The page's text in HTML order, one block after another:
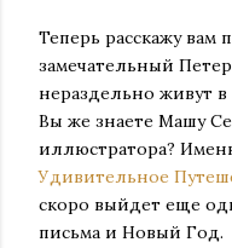
Теперь расскажу
замечательный
нераздельно живут
Вы же знаете Машу
иллюстратора?
Удивительное
скоро выйдет еще
письма и Новый Год.